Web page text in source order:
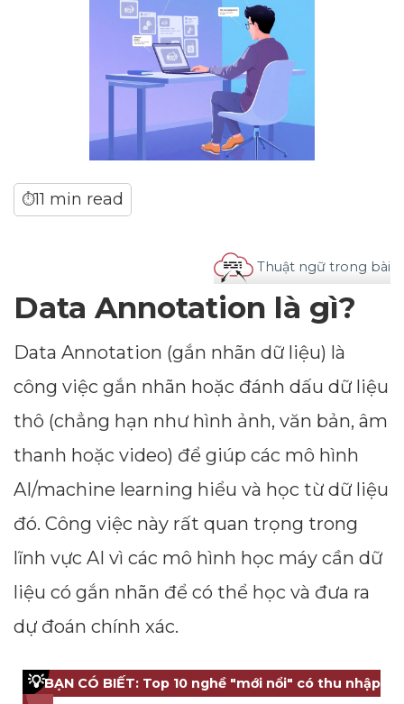
⏱11 min read
Thuật ngữ trong bài
Data Annotation là gì?
Data Annotation (gắn nhãn dữ liệu) là
công việc gắn nhãn hoặc đánh dấu dữ liệu
thô (chẳng hạn như hình ảnh, văn bản, âm
thanh hoặc video) để giúp các mô hình
AI/machine learning hiểu và học từ dữ liệu
đó. Công việc này rất quan trọng trong
lĩnh vực AI vì các mô hình học máy cần dữ
liệu có gắn nhãn để có thể học và đưa ra
dự đoán chính xác.
💡BẠN CÓ BIẾT: Top 10 nghề "mới nổi" có thu nhập